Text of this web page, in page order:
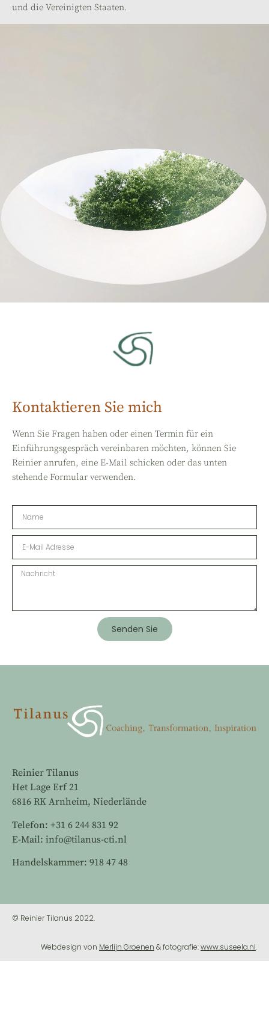
und die Vereinigten Staaten.
Kontaktieren Sie mich
Wenn Sie Fragen haben oder einen Termin für ein
Einführungsgespräch vereinbaren möchten, können Sie
Reinier anrufen, eine E-Mail schicken oder das unten
stehende Formular verwenden.
Senden Sie
Reinier Tilanus
Het Lage Erf 21
6816 RK Arnheim, Niederlände
Telefon: +31 6 244 831 92
E-Mail: info@tilanus-cti.nl
Handelskammer: 918 47 48
© Reinier Tilanus 2022.
Webdesign von Merlijn Groenen & fotografie:www.suseela.nl.